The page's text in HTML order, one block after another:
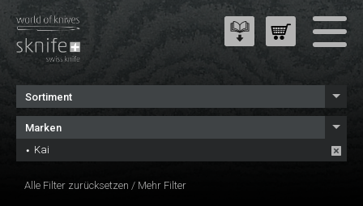
Sortiment
Marken
Kai
Alle Filter zurücksetzen / Mehr Filter